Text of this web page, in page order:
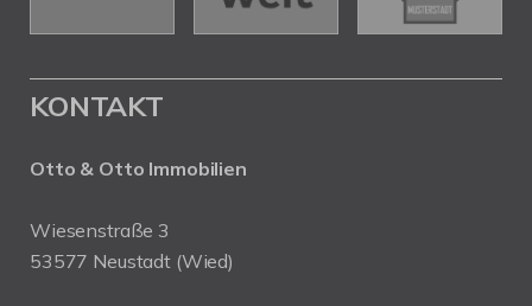
KONTAKT
Otto & Otto Immobilien
Wiesenstraße 3
53577 Neustadt (Wied)